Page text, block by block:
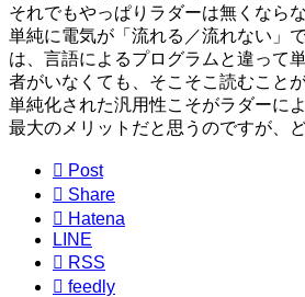
それでもやっぱりラダーは無くなら
単純に電気が「流れる／流れない」
は、言語によるプログラムと違って
者がいなくても、そこそこ読むことが
単純化された汎用性こそがラダーに
最大のメリットだと思うのですが、
 Post
 Share
 Hatena
LINE
 RSS
 feedly